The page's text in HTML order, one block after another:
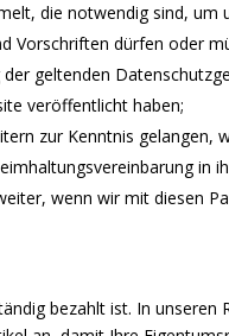
die notwendig sind,
Vorschriften dürfen oder
geltenden
veröffentlicht haben;
zur Kenntnis gelangen,
in
wenn wir mit diesen
bezahlt ist. In